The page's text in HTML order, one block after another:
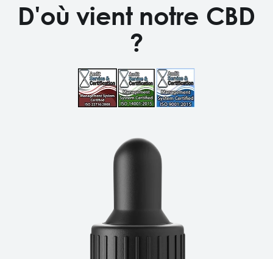
D'où vient notre CBD
?